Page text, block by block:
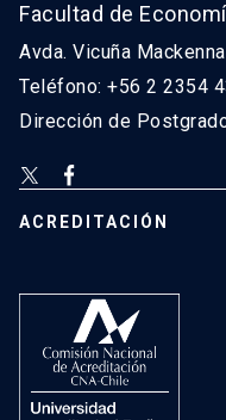
Facultad de
Avda. Vicuña
Teléfono: +56 2 2354
Dirección de
ACREDITACIÓN